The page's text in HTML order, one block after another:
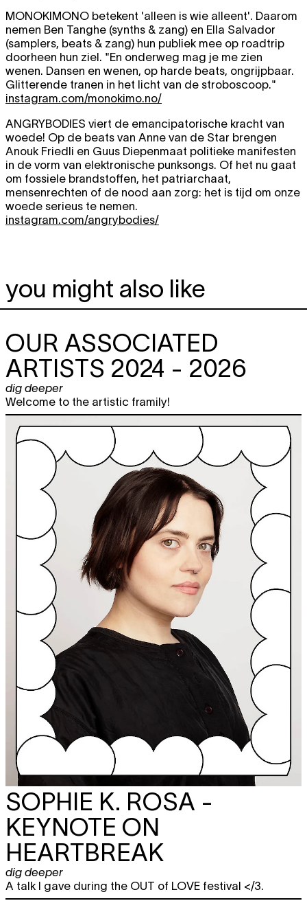
MONOKIMONO betekent 'alleen is wie alleent'. Daarom
nemen Ben Tanghe (synths & zang) en Ella Salvador
(samplers, beats & zang) hun publiek mee op roadtrip
doorheen hun ziel. "En onderweg mag je me zien
wenen. Dansen en wenen, op harde beats, ongrijpbaar.
Glitterende tranen in het licht van de stroboscoop."
instagram.com/monokimo.no/
ANGRYBODIES viert de emancipatorische kracht van
woede! Op de beats van Anne van de Star brengen
Anouk Friedli en Guus Diepenmaat politieke manifesten
in de vorm van elektronische punksongs. Of het nu gaat
om fossiele brandstoffen, het patriarchaat,
mensenrechten of de nood aan zorg: het is tijd om onze
woede serieus te nemen.
instagram.com/angrybodies/
you might also like
OUR ASSOCIATED
ARTISTS 2024 - 2026
dig deeper
Welcome to the artistic framily!
SOPHIE K. ROSA -
KEYNOTE ON
HEARTBREAK
dig deeper
A talk I gave during the OUT of LOVE festival </3.